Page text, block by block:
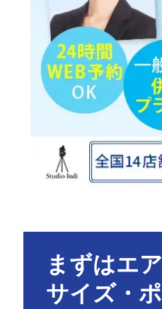
まずはエ
サイズ・